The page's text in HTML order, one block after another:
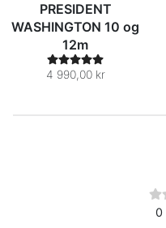
PRESIDENT
WASHINGTON 10 og
12m
4 990,00 kr
0